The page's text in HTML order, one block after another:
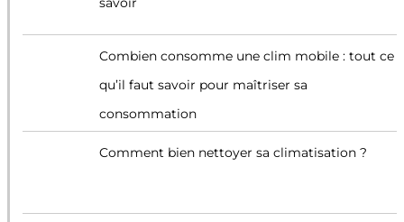
Combien consomme une clim mobile : tout ce
qu’il faut savoir pour maîtriser sa
consommation
Comment bien nettoyer sa climatisation ?